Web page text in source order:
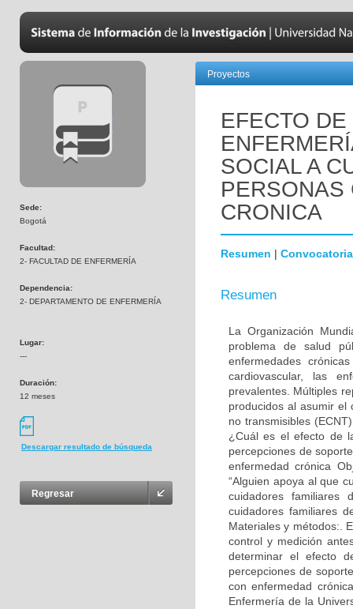
Sede:
Bogotá
Facultad:
2- FACULTAD DE ENFERMERÍA
Dependencia:
2- DEPARTAMENTO DE ENFERMERÍA
Lugar:
---
Duración:
12 meses
Descargar resultado de búsqueda
Regresar
Proyectos
EFECTO
SOCIAL A
PERSONAS
CRONICA
Resumen | Convocatoria
Resumen
La Organización
problema de salud
enfermedades
cardiovascular, las
prevalentes. Múltiples
producidos al asumir el
no transmisibles
¿Cuál es el efecto de
percepciones de
enfermedad crónica
“Alguien apoya al que
cuidadores familiares
cuidadores familiares
Materiales y métodos:.
control y medición
determinar el efecto
percepciones de
con enfermedad
Enfermería de la